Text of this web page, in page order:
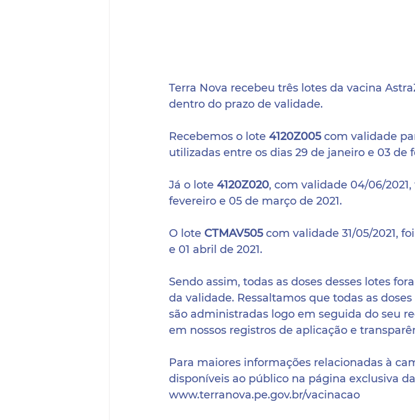
Terra Nova recebeu três lotes da vacina
dentro do prazo de validade.
Recebemos o lote 4120Z005 com validade
utilizadas entre os dias 29 de janeiro e 03 de
Já o lote 4120Z020, com validade 04/06/
fevereiro e 05 de março de 2021.
O lote CTMAV505 com validade 31/05/2021,
e 01 abril de 2021.
Sendo assim, todas as doses desses lotes
da validade. Ressaltamos que todas as
são administradas logo em seguida do seu
em nossos registros de aplicação e
Para maiores informações relacionadas à
disponíveis ao público na página exclusiva
www.terranova.pe.gov.br/vacinacao